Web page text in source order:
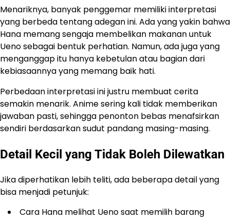
Menariknya, banyak penggemar memiliki interpretasi
yang berbeda tentang adegan ini. Ada yang yakin bahwa
Hana memang sengaja membelikan makanan untuk
Ueno sebagai bentuk perhatian. Namun, ada juga yang
menganggap itu hanya kebetulan atau bagian dari
kebiasaannya yang memang baik hati.
Perbedaan interpretasi ini justru membuat cerita
semakin menarik. Anime sering kali tidak memberikan
jawaban pasti, sehingga penonton bebas menafsirkan
sendiri berdasarkan sudut pandang masing-masing.
Detail Kecil yang Tidak Boleh Dilewatkan
Jika diperhatikan lebih teliti, ada beberapa detail yang
bisa menjadi petunjuk:
Cara Hana melihat Ueno saat memilih barang